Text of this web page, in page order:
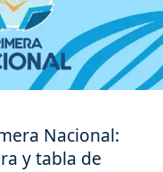
Nacional:
y tabla de